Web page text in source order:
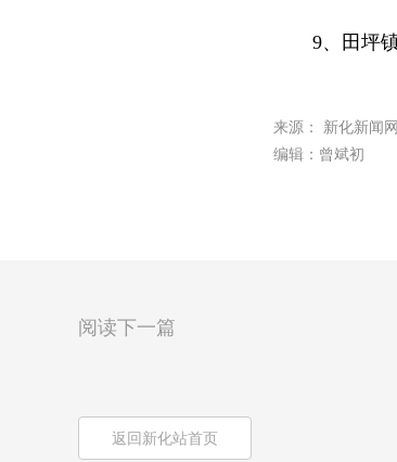
9、田坪
来源： 新化新闻网
编辑：曾斌初
阅读下一篇
返回新化站首页